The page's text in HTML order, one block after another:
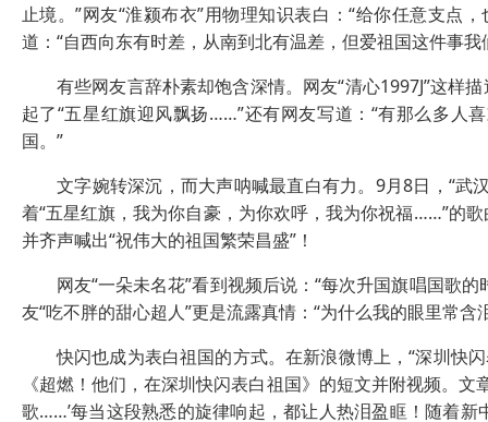
止境。”网友“淮颍布衣”用物理知识表白：“给你任意支点
道：“自西向东有时差，从南到北有温差，但爱祖国这件事
有些网友言辞朴素却饱含深情。网友“清心1997J”这样
起了“五星红旗迎风飘扬……”还有网友写道：“有那么多人
国。”
文字婉转深沉，而大声呐喊最直白有力。9月8日，“武
着“五星红旗，我为你自豪，为你欢呼，我为你祝福……”的
并齐声喊出“祝伟大的祖国繁荣昌盛”！
网友“一朵未名花”看到视频后说：“每次升国旗唱国歌的
友“吃不胖的甜心超人”更是流露真情：“为什么我的眼里常
快闪也成为表白祖国的方式。在新浪微博上，“深圳快闪
《超燃！他们，在深圳快闪表白祖国》的短文并附视频。
歌……’每当这段熟悉的旋律响起，都让人热泪盈眶！随着